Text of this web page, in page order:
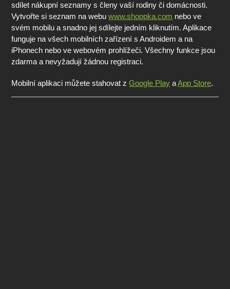
sdílet nákupní seznamy s členy vaší rodiny či domácnosti.
Vytvořte si seznam na webuwww.shoppka.com nebo ve
svém mobilu a snadno jej sdílejte jedním kliknutím. Aplikace
funguje na všech mobilních zařízení s Androidem a na
iPhonech nebo ve webovém prohlížeči. Všechny funkce jsou
zdarma a nevyžadují žádnou registraci.
Mobilní aplikaci můžete stahovat zGoogle Play aApp Store.